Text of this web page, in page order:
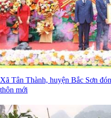
Xã Tân Thành, huyện Bắc Sơn
thôn mới